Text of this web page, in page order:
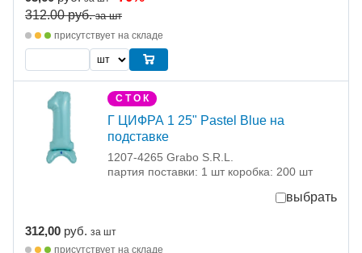
312.00руб. за шт
присутствует на складе
С Т О К
Г ЦИФРА 1 25" Pastel Blue на
подставке
1207-4265 Grabo S.R.L.
партия поставки: 1 шт коробка: 200 шт
выбрать
312,00 руб. за шт
присутствует на складе